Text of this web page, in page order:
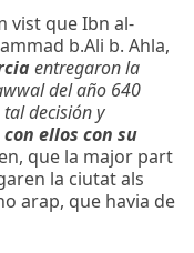
vist que Ibn al-
b.Ali b. Ahla,
entregaron la
del año 640
decisión y
ellos con su
que la major part
la ciutat als
arap, que havia de